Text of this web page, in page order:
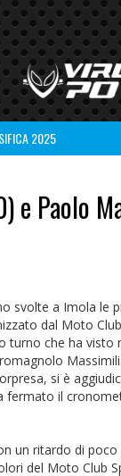
2025
Paolo
svolte a Imola le
dal Moto
turno che ha
si è
il
un ritardo di
del Moto Club